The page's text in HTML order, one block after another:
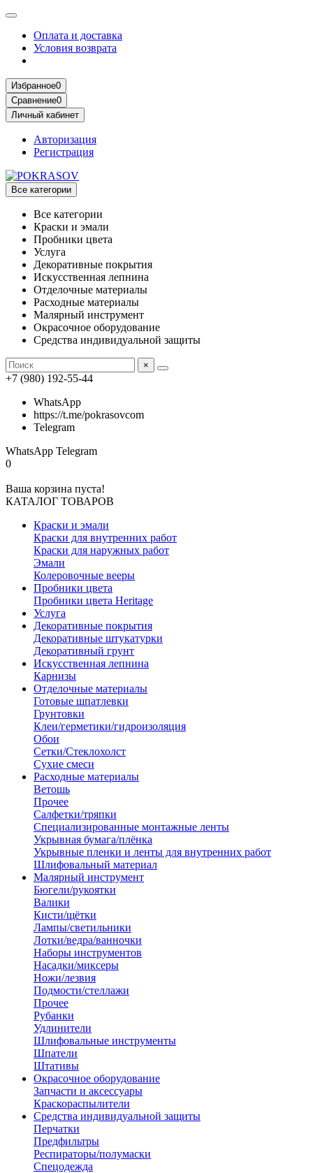
Оплата и доставка
Условия возврата
Избранное0
Сравнение0
Личный кабинет
Авторизация
Регистрация
Все категории
Все категории
Краски и эмали
Пробники цвета
Услуга
Декоративные покрытия
Искусственная лепнина
Отделочные материалы
Расходные материалы
Малярный инструмент
Окрасочное оборудование
Средства индивидуальной защиты
×
+7 (980) 192-55-44
WhatsApp
https://t.me/pokrasovcom
Telegram
WhatsApp Telegram
0
Ваша корзина пуста!
КАТАЛОГ ТОВАРОВ
Краски и эмали
Краски для внутренних работ
Краски для наружных работ
Эмали
Колеровочные вееры
Пробники цвета
Пробники цвета Heritage
Услуга
Декоративные покрытия
Декоративные штукатурки
Декоративный грунт
Искусственная лепнина
Карнизы
Отделочные материалы
Готовые шпатлевки
Грунтовки
Клеи/герметики/гидроизоляция
Обои
Сетки/Стеклохолст
Сухие смеси
Расходные материалы
Ветошь
Прочее
Салфетки/тряпки
Специализированные монтажные ленты
Укрывная бумага/плёнка
Укрывные пленки и ленты для внутренних работ
Шлифовальный материал
Малярный инструмент
Бюгели/рукоятки
Валики
Кисти/щётки
Лампы/светильники
Лотки/ведра/ванночки
Наборы инструментов
Насадки/миксеры
Ножи/лезвия
Подмости/стеллажи
Прочее
Рубанки
Удлинители
Шлифовальные инструменты
Шпатели
Штативы
Окрасочное оборудование
Запчасти и аксессуары
Краскораспылители
Средства индивидуальной защиты
Перчатки
Предфильтры
Респираторы/полумаски
Спецодежда